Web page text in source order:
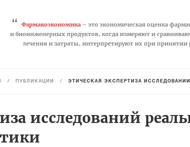
“ Фармакоэкономика– это экономическая оценка
и биоинженерных продуктов, когда измеряют и
лечения и затраты, интерпретируют их при
/ ПУБЛИКАЦИИ / ЭТИЧЕСКАЯ ЭКСПЕРТИЗА
исследований